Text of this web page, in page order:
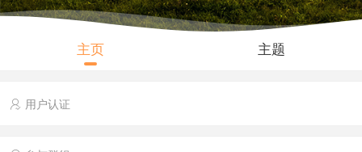
主页 主题
用户认证